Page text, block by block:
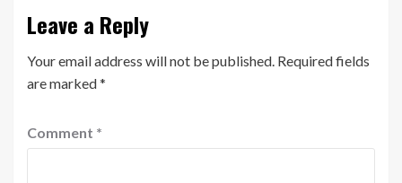
Leave a Reply
Your email address will not be published. Required fields
are marked*
Comment *